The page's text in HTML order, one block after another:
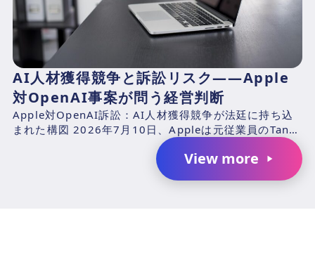
AI人材獲得競争と訴訟リスク――Apple
対OpenAI事案が問う経営判断
Apple対OpenAI訴訟：AI人材獲得競争が法廷に持ち込
まれた構図 2026年7月10日、Appleは元従業員のTang
View more